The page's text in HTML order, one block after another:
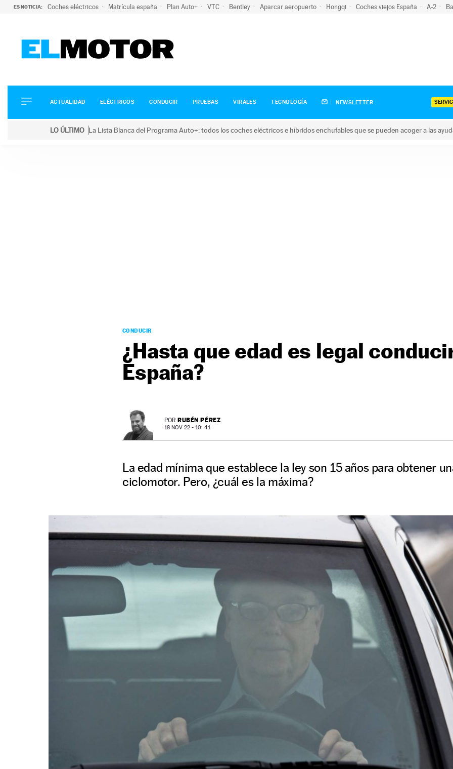
ES NOTICIA: Coches eléctricos Matrícula españa Plan Auto+ VTC Bentley Aparcar aeropuerto Hongqi Coches viejos España A-2
ELÉCTRICOS
CONDUCIR
ACTUALIDAD ELÉCTRICOS CONDUCIR PRUEBAS VIRALES TECNOLOGÍA NEWSLETTER
LO ÚLTIMO La Lista Blanca del Programa Auto+: todos los coches eléctricos e híbridos enchufables que se pueden acoger a las
CONDUCIR
¿Hasta que edad es legal
España?
POR RUBÉN PÉREZ
18 NOV 22 - 10: 41
La edad mínima que establece la ley son 15 años para obtener
ciclomotor. Pero, ¿cuál es la máxima?